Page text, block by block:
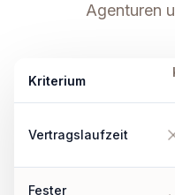
Agenturen
Kriterium
Vertragslaufzeit
Fester